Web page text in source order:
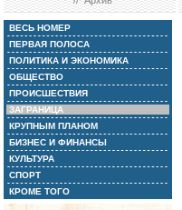
ВЕСЬ НОМЕР
ПЕРВАЯ ПОЛОСА
ПОЛИТИКА И ЭКОНОМИКА
ОБЩЕСТВО
ПРОИСШЕСТВИЯ
ЗАГРАНИЦА
КРУПНЫМ ПЛАНОМ
БИЗНЕС И ФИНАНСЫ
КУЛЬТУРА
СПОРТ
КРОМЕ ТОГО